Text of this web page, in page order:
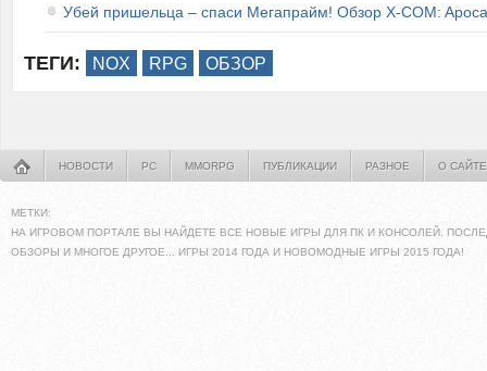
Убей пришельца – спаси Мегапрайм! Обзор X-COM:
ТЕГИ: NOX RPG ОБЗОР
НОВОСТИ PC MMORPG ПУБЛИКАЦИИ РАЗНОЕ О САЙТЕ
МЕТКИ:
НА ИГРОВОМ ПОРТАЛЕ ВЫ НАЙДЕТЕ ВСЕ НОВЫЕ ИГРЫ ДЛЯ ПК И КОНСОЛЕЙ.
ОБЗОРЫ И МНОГОЕ ДРУГОЕ... ИГРЫ 2014 ГОДА И НОВОМОДНЫЕ ИГРЫ 2015 ГОДА!